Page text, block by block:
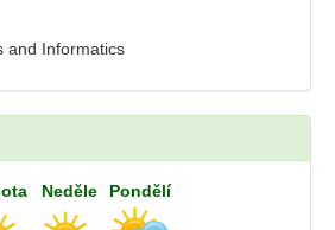
and Informatics
Neděle Pondělí